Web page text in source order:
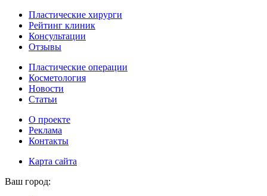
Пластические хирурги
Рейтинг клиник
Консультации
Отзывы
Пластические операции
Косметология
Новости
Статьи
О проекте
Реклама
Контакты
Карта сайта
Ваш город: